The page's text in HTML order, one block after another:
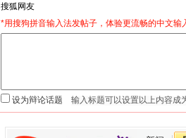
*用搜狗拼音输入法发帖子，体验更流畅的中文输
设为辩论话题